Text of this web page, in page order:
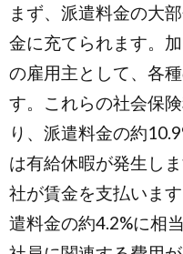
まず、派遣料金の大
金に充てられます。
の雇用主として、各
す。これらの社会保
り、派遣料金の約
は有給休暇が発生し
社が賃金を支払いま
遣料金の約4.2%に相